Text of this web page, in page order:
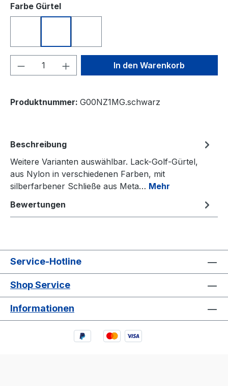
Farbe Gürtelauswählen
Produkt Anzahl: Gib denIn den Warenkorb
Produktnummer: G00NZ1MG.schwarz
Beschreibung
Weitere Varianten auswählbar. Lack-Golf-Gürtel,
aus Nylon in verschiedenen Farben, mit
silberfarbener Schließe aus Meta… Mehr
Bewertungen
Service-Hotline
Shop Service
Informationen